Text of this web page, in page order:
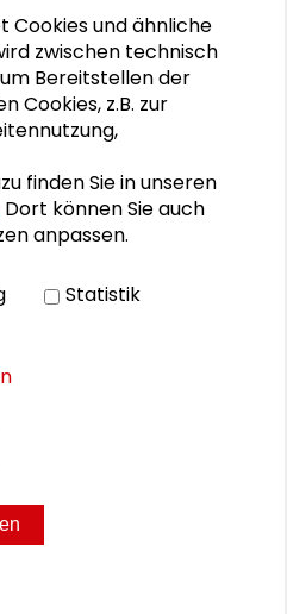
Darmstadt
Cookies und ähnliche
zwischen technisch
Bereitstellen der
Cookies, z.B. zur
finden Sie in unseren
Dort können Sie auch
anpassen.
Statistik